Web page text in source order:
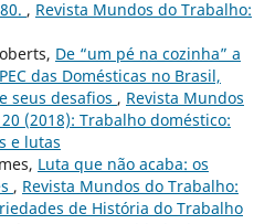
, Revista Mundos do Trabalho:
De “um pé na cozinha” a
das Domésticas no Brasil,
seus desafios , Revista Mundos
(2018): Trabalho doméstico:
e lutas
Luta que não acaba: os
, Revista Mundos do Trabalho:
de História do Trabalho